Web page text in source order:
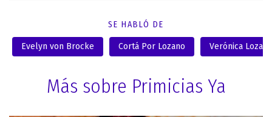
SE HABLÓ DE
Evelyn von Brocke Cortá Por Lozano Verónica Lozano
Más sobre Primicias Ya